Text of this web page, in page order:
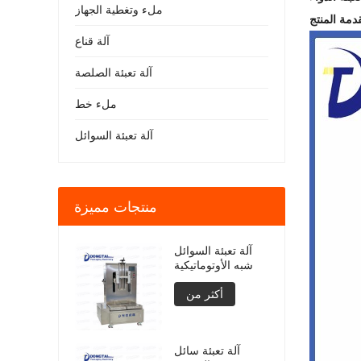
المنتج
ملء وتغطية الجهاز
آلة قناع
آلة تعبئة الصلصة
ملء خط
آلة تعبئة السوائل
منتجات مميزة
آلة تعبئة السوائل
شبه الأوتوماتيكية
أكثر من
آلة تعبئة سائل